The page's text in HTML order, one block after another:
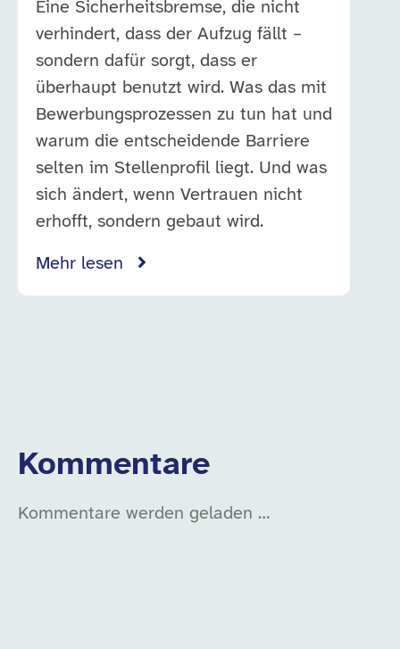
Eine Sicherheitsbremse, die nicht
verhindert, dass der Aufzug fällt –
sondern dafür sorgt, dass er
überhaupt benutzt wird. Was das mit
Bewerbungsprozessen zu tun hat und
warum die entscheidende Barriere
selten im Stellenprofil liegt. Und was
sich ändert, wenn Vertrauen nicht
erhofft, sondern gebaut wird.
Mehr lesen
Kommentare
Kommentare werden geladen …